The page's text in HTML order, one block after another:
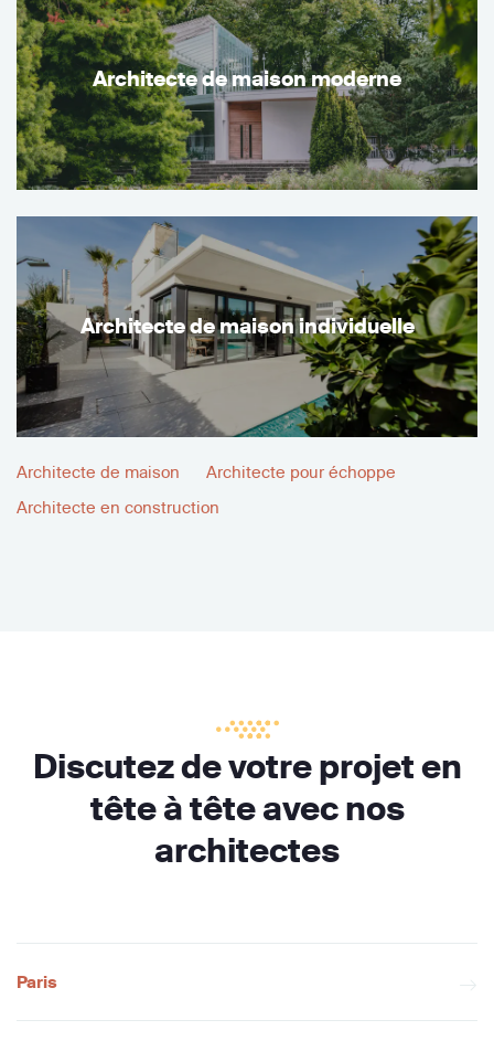
Architecte de maison moderne
Architecte de maison individuelle
Architecte de maison
Architecte pour échoppe
Architecte en construction
Discutez de votre projet en
tête à tête avec nos
architectes
Paris